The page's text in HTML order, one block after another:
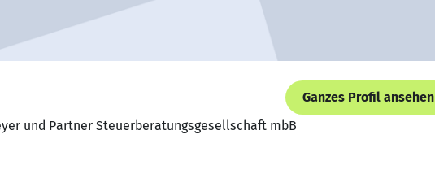
Ganzes Profil ansehen
und Partner Steuerberatungsgesellschaft mbB